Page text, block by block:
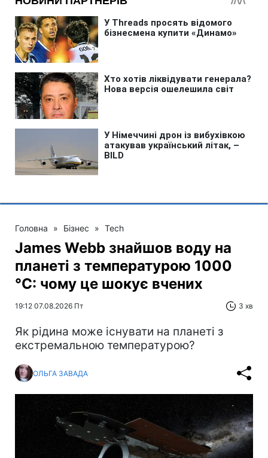
Головна » Бізнес » Tech
James Webb знайшов воду на
планеті з температурою 1000
°C: чому це шокує вчених
19:12 07.08.2026 Пт 3 хв
Як рідина може існувати на планеті з
екстремальною температурою?
ОЛЬГА ЗАВАДА